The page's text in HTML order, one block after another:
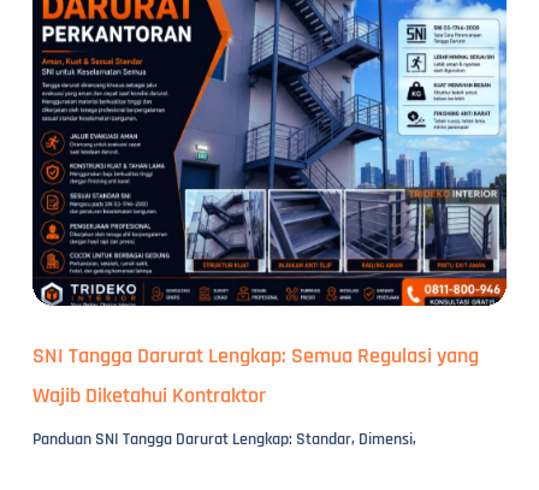
SNI Tangga Darurat Lengkap: Semua Regulasi yang
Wajib Diketahui Kontraktor
Panduan SNI Tangga Darurat Lengkap: Standar, Dimensi,